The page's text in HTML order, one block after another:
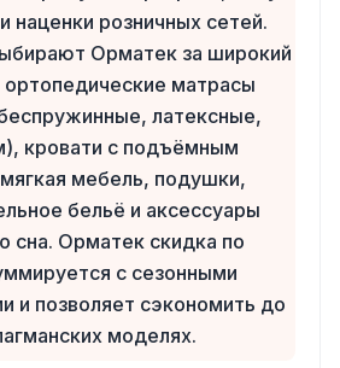
наценки розничных сетей.
Орматек за широкий
ортопедические матрасы
латексные,
кровати с подъёмным
мебель, подушки,
бельё и аксессуары
сна. Орматек скидка по
с сезонными
и позволяет сэкономить до
моделях.